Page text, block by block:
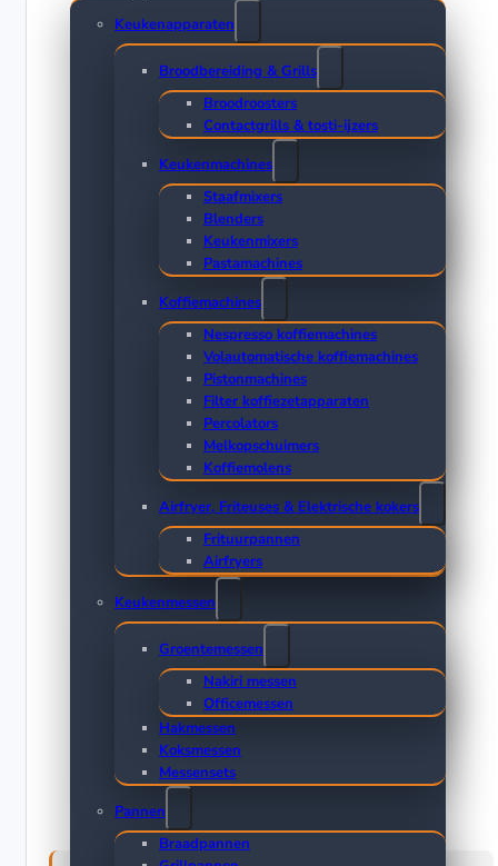
Keukenapparaten
Broodbereiding & Grills
Broodroosters
Contactgrills & tosti-ijzers
Keukenmachines
Staafmixers
Blenders
Keukenmixers
Pastamachines
Koffiemachines
Nespresso koffiemachines
Volautomatische koffiemachines
Pistonmachines
Filter koffiezetapparaten
Percolators
Melkopschuimers
Koffiemolens
Airfryer, Friteuses & Elektrische kokers
Frituurpannen
Airfryers
Keukenmessen
Groentemessen
Nakiri messen
Officemessen
Hakmessen
Koksmessen
Messensets
Pannen
Braadpannen